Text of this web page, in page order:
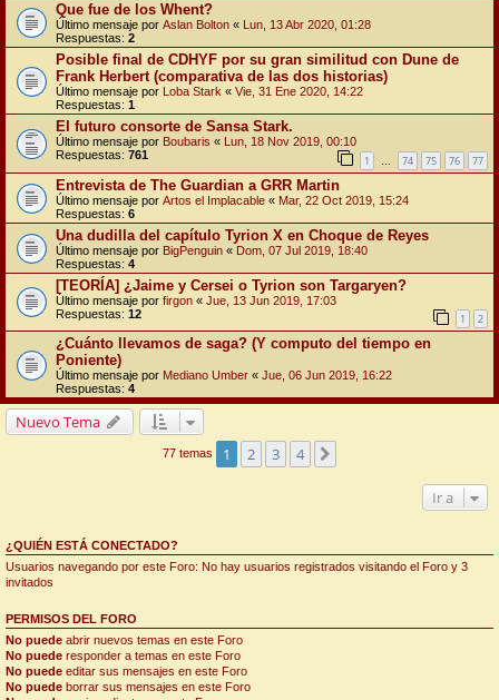
Que fue de los Whent?
Último mensaje por Aslan Bolton «
Lun, 13 Abr 2020, 01:28
Respuestas: 2
Posible final de CDHYF por su gran similitud con Dune de
Frank Herbert (comparativa de las dos historias)
Último mensaje por Loba Stark « Vie, 31 Ene 2020, 14:22
Respuestas: 1
El futuro consorte de Sansa Stark.
Último mensaje por Boubaris «
Lun, 18 Nov 2019, 00:10
Respuestas: 761 1 … 74 75 76 77
Entrevista de The Guardian a GRR Martin
Último mensaje por Artos el Implacable « Mar, 22 Oct 2019, 15:24
Respuestas: 6
Una dudilla del capítulo Tyrion X en Choque de Reyes
Último mensaje por BigPenguin « Dom, 07 Jul 2019, 18:40
Respuestas: 4
[TEORÍA] ¿Jaime y Cersei o Tyrion son Targaryen?
Último mensaje por firgon « Jue, 13 Jun 2019, 17:03
Respuestas: 12 1 2
¿Cuánto llevamos de saga? (Y computo del tiempo en
Poniente)
Último mensaje por Mediano Umber « Jue, 06 Jun 2019, 16:22
Respuestas: 4
Nuevo Tema
77 temas 1 2 3 4
Ir a
¿QUIÉN ESTÁ CONECTADO?
Usuarios navegando por este Foro: No hay usuarios registrados visitando el Foro y 3
invitados
PERMISOS DEL FORO
No puede abrir nuevos temas en este Foro
No puede responder a temas en este Foro
No puede editar sus mensajes en este Foro
No puede borrar sus mensajes en este Foro